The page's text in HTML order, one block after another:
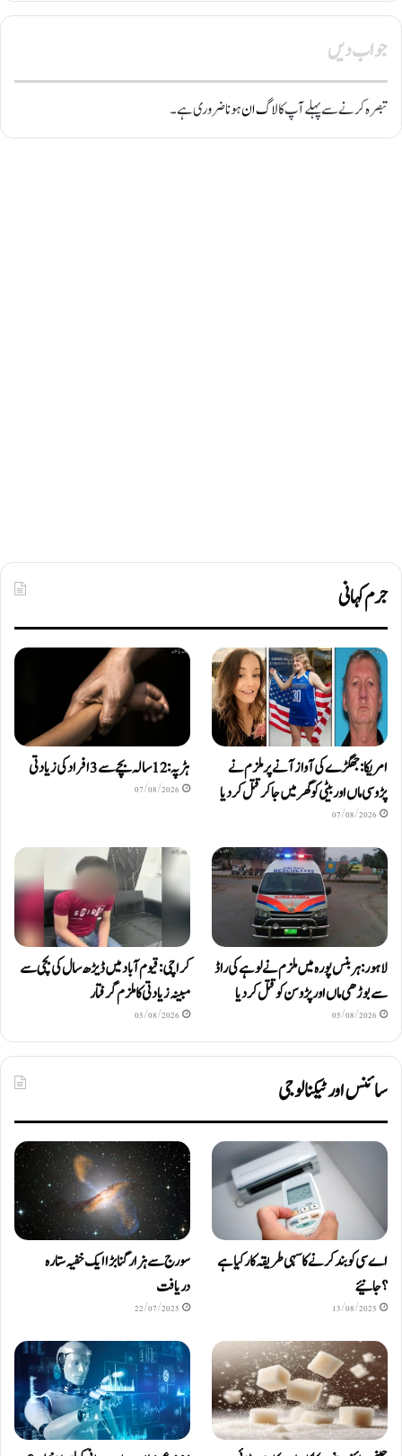
جواب دیں
تبصرہ کرنے سے پہلے آپ کالاگ انہونا ضروری ہے۔
جرم کہانی
امریکا: جھگڑے کی آواز آنے پر ملزم نے
پڑوسی ماں اور بیٹی کو گھر میں جا کر قتل کر دیا
07/08/2026
ہڑپہ: 12 سالہ بچے سے 3 افراد کی زیادتی
07/08/2026
لاہور: ہربنس پورہ میں ملزم نے لوہے کی راڈ
سے بوڑھی ماں اور پڑوسن کو قتل کر دیا
05/08/2026
کراچی: قیوم آباد میں ڈیڑھ سال کی بچی سے
مبینہ زیادتی کا ملزم گرفتار
05/08/2026
سائنس اور ٹیکنالوجی
اے سی کو بند کرنے کا سہی طریقہ کار کیا ہے
؟ جانیئے
13/08/2025
سورج سے ہزار گنا بڑا ایک خفیہ ستارہ
دریافت
22/07/2025